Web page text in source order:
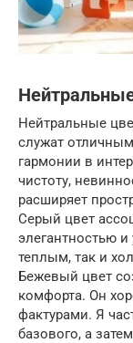
Нейтральные
служат
гармонии в
чистоту,
расширяет
Серый цвет
элегантностью
теплым, так и
Бежевый цвет
комфорта. Он
фактурами. Я
базового, а